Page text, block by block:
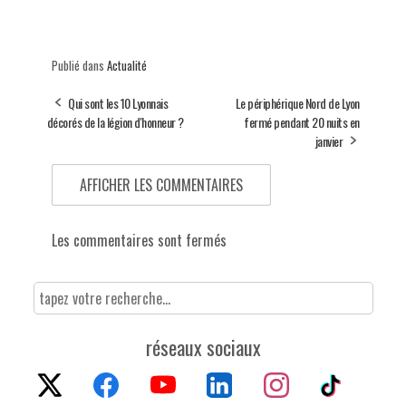
Publié dans Actualité
Qui sont les 10 Lyonnais
décorés de la légion d'honneur ?
Le périphérique Nord de Lyon
fermé pendant 20 nuits en
janvier
AFFICHER LES COMMENTAIRES
Les commentaires sont fermés
réseaux sociaux